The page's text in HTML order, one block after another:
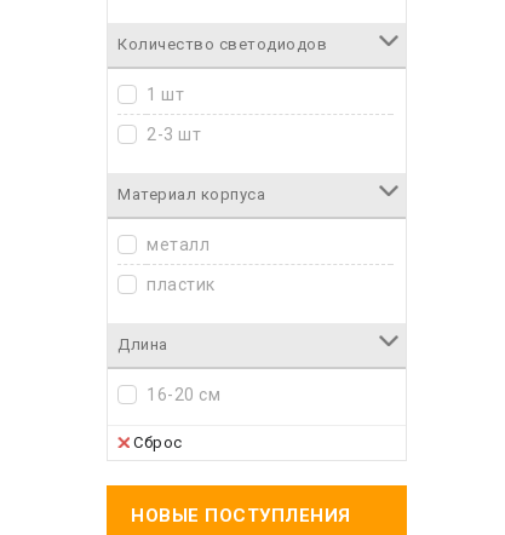
Количество светодиодов
1 шт
2-3 шт
Материал корпуса
металл
пластик
Длина
16-20 см
Сброс
НОВЫЕ ПОСТУПЛЕНИЯ